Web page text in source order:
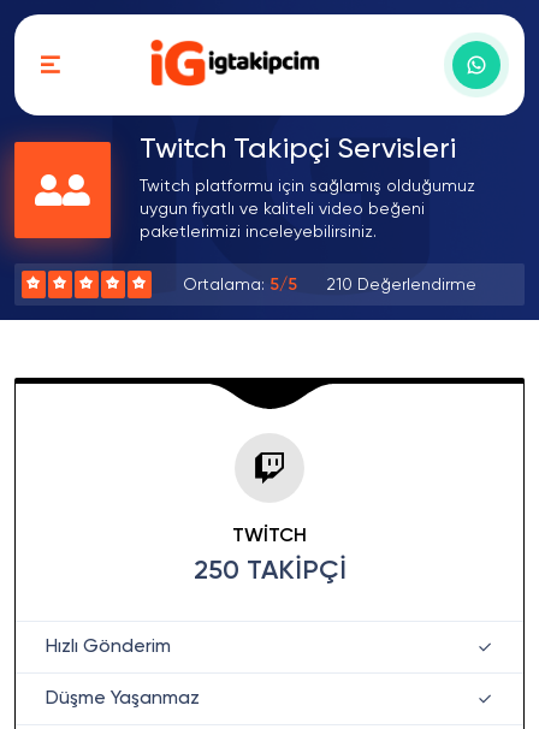
Twitch Takipçi Servisleri
Twitch platformu için sağlamış olduğumuz
uygun fiyatlı ve kaliteli video beğeni
paketlerimizi inceleyebilirsiniz.
Ortalama: 5/5 210 Değerlendirme
TWITCH
250 TAKIPÇI
Hızlı Gönderim
Düşme Yaşanmaz